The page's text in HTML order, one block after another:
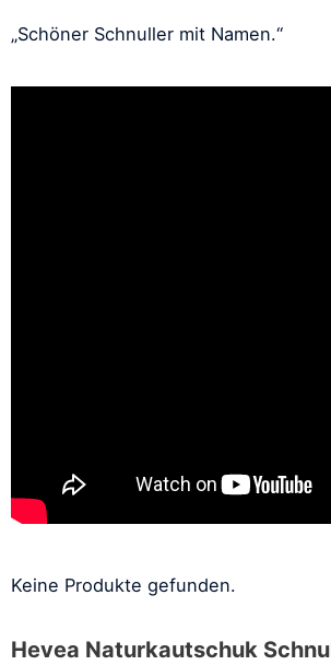
„Schöner Schnuller mit Namen.“
Keine Produkte gefunden.
Hevea Naturkautschuk